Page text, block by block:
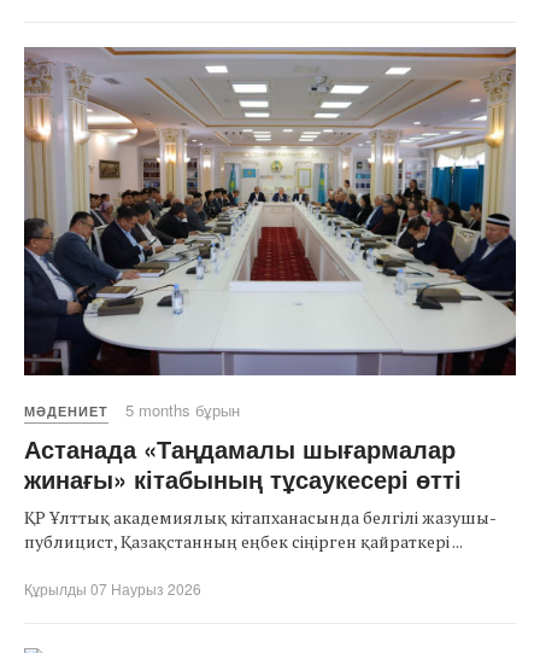
МӘДЕНИЕТ 5 months бұрын
Астанада «Таңдамалы шығармалар
жинағы» кітабының тұсаукесері өтті
ҚР Ұлттық академиялық кітапханасында белгілі жазушы-
публицист, Қазақстанның еңбек сіңірген қайраткері ...
Құрылды 07 Наурыз 2026